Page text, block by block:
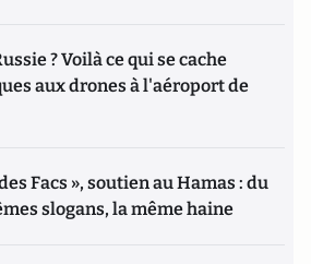
? Voilà ce qui se cache
aux drones à l'aéroport de
Facs », soutien au Hamas : du
slogans, la même haine